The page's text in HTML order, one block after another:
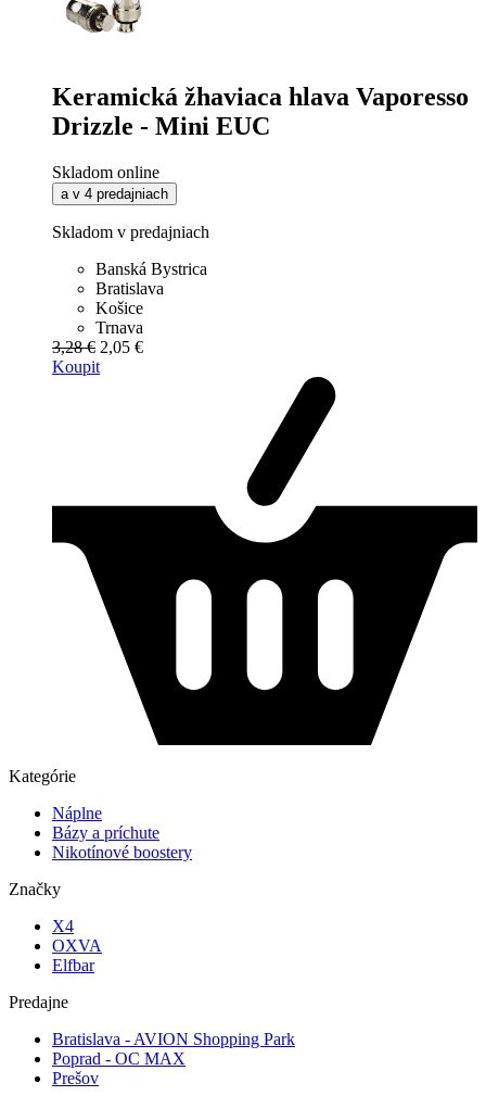
Keramická žhaviaca hlava Vaporesso
Drizzle - Mini EUC
Skladom online
a v 4 predajniach
Skladom v predajniach
Banská Bystrica
Bratislava
Košice
Trnava
3,28 € 2,05 €
Koupit
Kategórie
Náplne
Bázy a príchute
Nikotínové boostery
Značky
X4
OXVA
Elfbar
Predajne
Bratislava - AVION Shopping Park
Poprad - OC MAX
Prešov